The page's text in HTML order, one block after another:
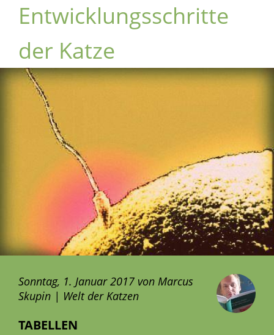
Entwicklungsschritte
der Katze
Sonntag, 1. Januar 2017 von Marcus
Skupin | Welt der Katzen
TABELLEN